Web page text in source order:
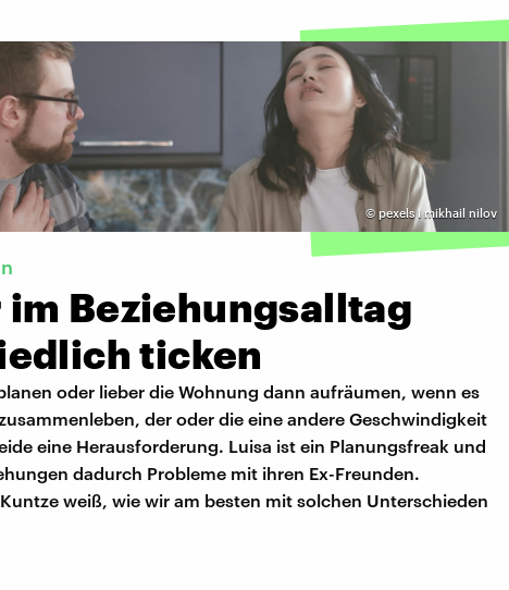
© pexels I mikhail nilov
im Beziehungsalltag
ticken
oder lieber die Wohnung dann aufräumen, wenn es
der oder die eine andere Geschwindigkeit
eine Herausforderung. Luisa ist ein Planungsfreak und
dadurch Probleme mit ihren Ex-Freunden.
weiß, wie wir am besten mit solchen Unterschieden